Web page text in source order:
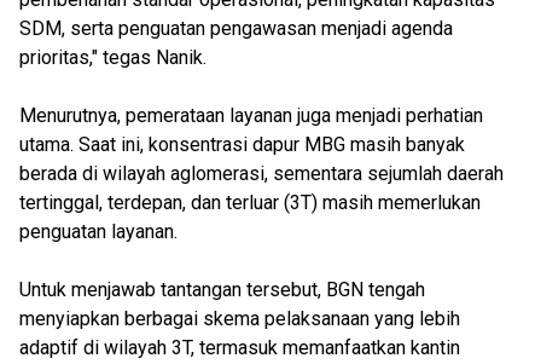
SDM, serta penguatan pengawasan menjadi agenda
prioritas," tegas Nanik.
Menurutnya, pemerataan layanan juga menjadi perhatian
utama. Saat ini, konsentrasi dapur MBG masih banyak
berada di wilayah aglomerasi, sementara sejumlah daerah
tertinggal, terdepan, dan terluar (3T) masih memerlukan
penguatan layanan.
Untuk menjawab tantangan tersebut, BGN tengah
menyiapkan berbagai skema pelaksanaan yang lebih
adaptif di wilayah 3T, termasuk memanfaatkan kantin